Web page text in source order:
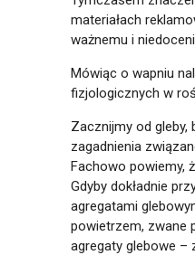
materiałach
ważnemu i
Mówiąc o wapniu
fizjologicznych w
Zacznijmy od
zagadnienia
Fachowo powiemy,
Gdyby dokładnie
agregatami
powietrzem, zwane
agregaty glebowe –